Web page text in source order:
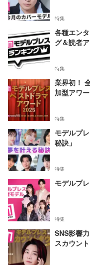
特集
各種エン
グ＆読者
特集
業界初！
加型アワ
特集
モデルプ
秘訣」
特集
モデルプ
特集
SNS影響
スカウント